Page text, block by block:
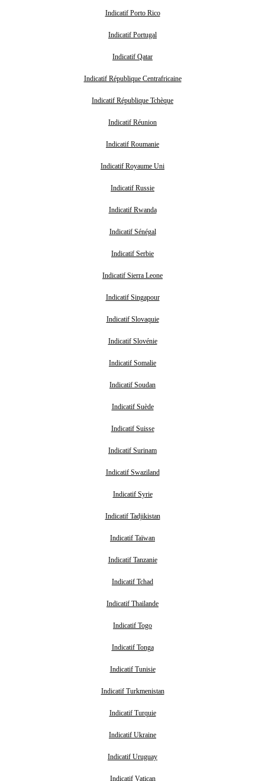
Indicatif Porto Rico
Indicatif Portugal
Indicatif Qatar
Indicatif République Centrafricaine
Indicatif République Tchèque
Indicatif Réunion
Indicatif Roumanie
Indicatif Royaume Uni
Indicatif Russie
Indicatif Rwanda
Indicatif Sénégal
Indicatif Serbie
Indicatif Sierra Leone
Indicatif Singapour
Indicatif Slovaquie
Indicatif Slovénie
Indicatif Somalie
Indicatif Soudan
Indicatif Suède
Indicatif Suisse
Indicatif Surinam
Indicatif Swaziland
Indicatif Syrie
Indicatif Tadjikistan
Indicatif Taïwan
Indicatif Tanzanie
Indicatif Tchad
Indicatif Thailande
Indicatif Togo
Indicatif Tonga
Indicatif Tunisie
Indicatif Turkmenistan
Indicatif Turquie
Indicatif Ukraine
Indicatif Uruguay
Indicatif Vatican